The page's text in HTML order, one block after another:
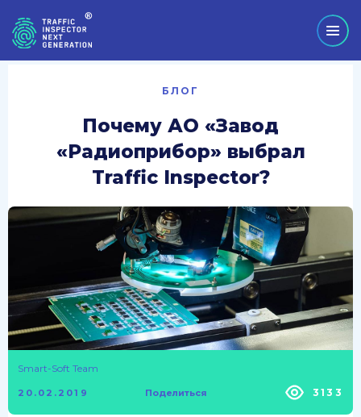
БЛОГ
Почему АО «Завод
«Радиоприбор» выбрал
Traffic Inspector?
Smart-Soft Team
20.02.2019 Поделиться 3133